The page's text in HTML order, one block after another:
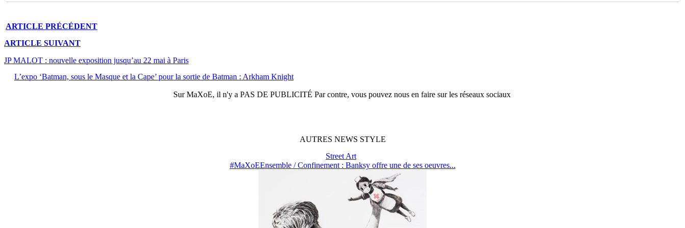
ARTICLE PRÉCÉDENT
ARTICLE SUIVANT
JP MALOT : nouvelle exposition jusqu’au 22 mai à Paris
L’expo ‘Batman, sous le Masque et la Cape’ pour la sortie de Batman : Arkham Knight
SurMaXoE, il n'y a PAS DE PUBLICITÉ Par contre, vous pouvez nous en faire sur les réseaux sociaux
AUTRES NEWS STYLE
Street Art
#MaXoEEnsemble / Confinement : Banksy offre une de ses oeuvres...